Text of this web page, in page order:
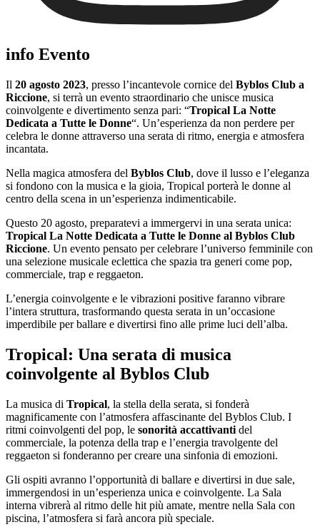
info Evento
Il 20 agosto 2023, presso l’incantevole cornice del Byblos Club a
Riccione, si terrà un evento straordinario che unisce musica
coinvolgente e divertimento senza pari: “Tropical La Notte
Dedicata a Tutte le Donne“. Un’esperienza da non perdere per
celebra le donne attraverso una serata di ritmo, energia e atmosfera
incantata.
Nella magica atmosfera del Byblos Club, dove il lusso e l’eleganza
si fondono con la musica e la gioia, Tropical porterà le donne al
centro della scena in un’esperienza indimenticabile.
Questo 20 agosto, preparatevi a immergervi in una serata unica:
Tropical La Notte Dedicata a Tutte le Donne al Byblos Club
Riccione. Un evento pensato per celebrare l’universo femminile con
una selezione musicale eclettica che spazia tra generi come pop,
commerciale, trap e reggaeton.
L’energia coinvolgente e le vibrazioni positive faranno vibrare
l’intera struttura, trasformando questa serata in un’occasione
imperdibile per ballare e divertirsi fino alle prime luci dell’alba.
Tropical: Una serata di musica
coinvolgente al Byblos Club
La musica di Tropical, la stella della serata, si fonderà
magnificamente con l’atmosfera affascinante del Byblos Club. I
ritmi coinvolgenti del pop, le sonorità accattivanti del
commerciale, la potenza della trap e l’energia travolgente del
reggaeton si fonderanno per creare una sinfonia di emozioni.
Gli ospiti avranno l’opportunità di ballare e divertirsi in due sale,
immergendosi in un’esperienza unica e coinvolgente. La Sala
interna vibrerà al ritmo delle hit più amate, mentre nella Sala con
piscina, l’atmosfera si farà ancora più speciale.